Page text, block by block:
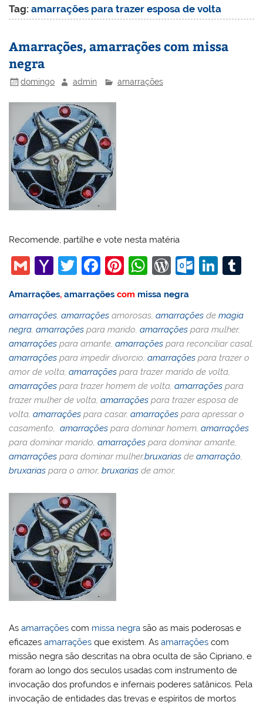
Tag:amarrações para trazer esposa de volta
Amarrações, amarrações com missa
negra
domingo admin amarrações
Recomende, partilhe e vote nesta matéria
G
ai
l
Y
h
o
o
M
ai
l
T
itt
er
F
c
e
b
o
o
k
Pi
er
e
st
W
at
s
A
p
p
W
d
Pr
e
ss
O
o
k.
c
o
m
Li
e
dI
n
bl
r
Amarrações,amarrações com missa negra
amarrações,amarrações amorosas,amarrações demagia
negra,amarrações para marido,amarrações para mulher,
amarrações para amante,amarrações para reconciliar casal,
amarrações para impedir divorcio,amarrações para trazer o
amor de volta,amarrações para trazer marido de volta,
amarrações para trazer homem de volta,amarrações para
trazer mulher de volta,amarrações para trazer esposa de
volta,amarrações para casar,amarrações para apressar o
casamento,amarrações para dominar homem,amarrações
para dominar marido,amarrações para dominar amante,
amarrações para dominar mulher,bruxarias deamarração,
bruxarias para o amor,bruxarias de amor,
Asamarrações com missa negra são as mais poderosas e
eficazesamarrações que existem. Asamarrações com
missão negra são descritas na obra oculta de são Cipriano, e
foram ao longo dos seculos usadas com instrumento de
invocação dos profundos e infernais poderes satânicos. Pela
invocação de entidades das trevas e espíritos de mortos